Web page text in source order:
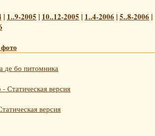
| 1..9-2005 | 10..12-2005 | 1..4-2006 |5..8-2006 |
де бо питомника
Статическая версия
версия